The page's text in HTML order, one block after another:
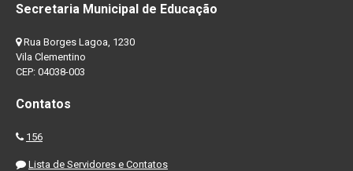
Secretaria Municipal de Educação
Rua Borges Lagoa, 1230
Vila Clementino
CEP: 04038-003
Contatos
156
Lista de Servidores e Contatos